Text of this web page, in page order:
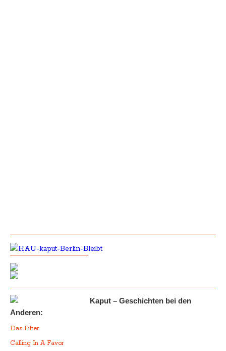
Kaput – Geschichten bei den
Anderen:
Das Filter
Calling In A Favor